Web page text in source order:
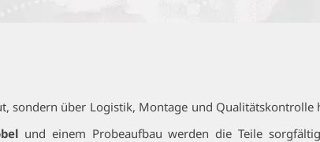
über Logistik, Montage und
und einem Probeaufbau werden die Teile